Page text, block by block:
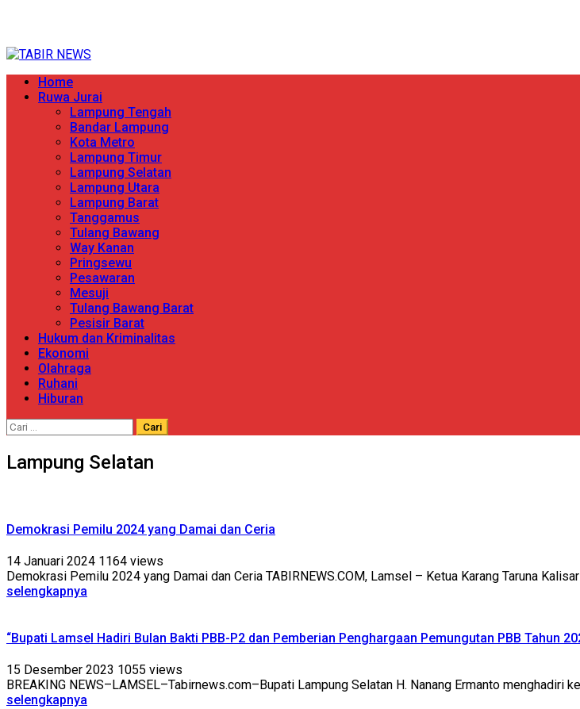
content
Primary
Menu
Home
Ruwa Jurai
Lampung Tengah
Bandar Lampung
Kota Metro
Lampung Timur
Lampung Selatan
Lampung Utara
Lampung Barat
Tanggamus
Tulang Bawang
Way Kanan
Pringsewu
Pesawaran
Mesuji
Tulang Bawang Barat
Pesisir Barat
Hukum dan Kriminalitas
Ekonomi
Olahraga
Ruhani
Hiburan
Cari
Lampung Selatan
Demokrasi Pemilu 2024 yang Damai dan Ceria
14 Januari 2024 1164 views
Demokrasi Pemilu 2024 yang Damai dan Ceria TABIRNEWS.COM, Lamsel – Ketua Karang Taruna
selengkapnya
“Bupati Lamsel Hadiri Bulan Bakti PBB-P2 dan Pemberian Penghargaan Pemungutan PBB Tahun
15 Desember 2023 1055 views
BREAKING NEWS–LAMSEL–Tabirnews.com–Bupati Lampung Selatan H. Nanang Ermanto menghadiri
selengkapnya